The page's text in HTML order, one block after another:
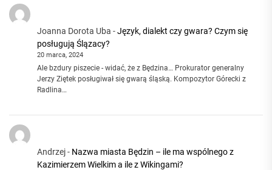
Joanna Dorota Uba -Język, dialekt czy gwara? Czym się
posługują Ślązacy?
20 marca, 2024
Ale bzdury piszecie - widać, że z Będzina… Prokurator generalny
Jerzy Ziętek posługiwał się gwarą śląską. Kompozytor Górecki z
Radlina…
Andrzej- Nazwa miasta Będzin – ile ma wspólnego z
Kazimierzem Wielkim a ile z Wikingami?